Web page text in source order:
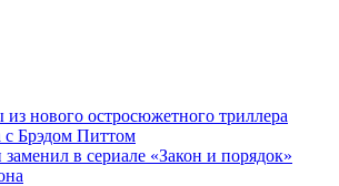
нового остросюжетного триллера
с Брэдом Питтом
в сериале «Закон и порядок»